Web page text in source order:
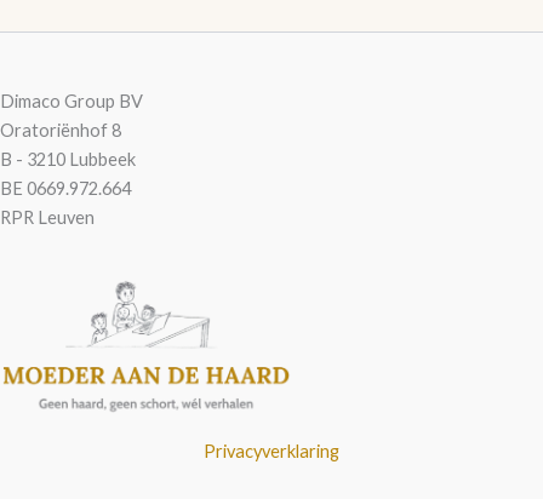
Dimaco Group BV
Oratoriënhof 8
B - 3210 Lubbeek
BE 0669.972.664
RPR Leuven
Privacyverklaring